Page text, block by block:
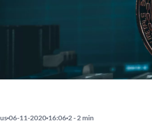
06-11-2020 16:06 2 - 2 min